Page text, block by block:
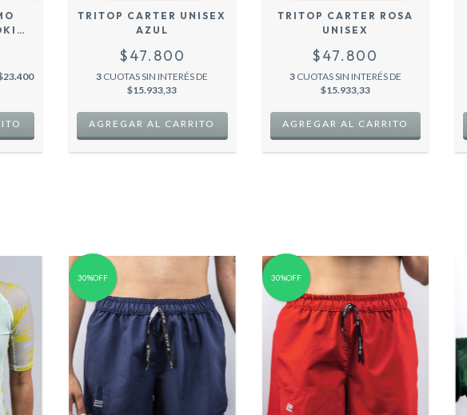
TRITOP CARTER UNISEX
AZUL
$47.800
3 CUOTAS SIN INTERÉS DE
$15.933,33
AGREGAR AL CARRITO
TRITOP CARTER ROSA
UNISEX
$47.800
3 CUOTAS SIN INTERÉS DE
$15.933,33
AGREGAR AL CARRITO
30%OFF 30%OFF